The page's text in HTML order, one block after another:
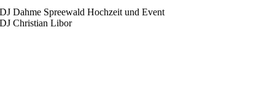
DJ Dahme Spreewald Hochzeit und Event
DJ Christian Libor